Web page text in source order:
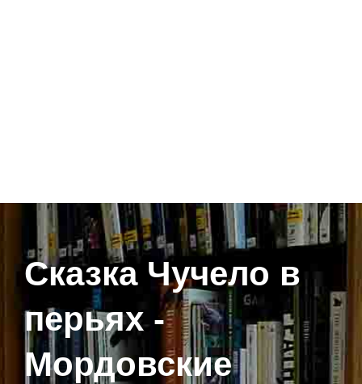
Сказка Чучело в
перьях -
Мордовские